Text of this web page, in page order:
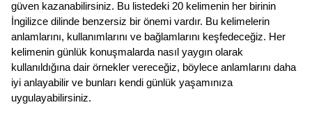
güven kazanabilirsiniz. Bu listedeki 20 kelimenin her birinin
İngilizce dilinde benzersiz bir önemi vardır. Bu kelimelerin
anlamlarını, kullanımlarını ve bağlamlarını keşfedeceğiz. Her
kelimenin günlük konuşmalarda nasıl yaygın olarak
kullanıldığına dair örnekler vereceğiz, böylece anlamlarını daha
iyi anlayabilir ve bunları kendi günlük yaşamınıza
uygulayabilirsiniz.